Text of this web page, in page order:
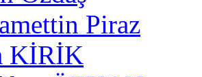
Piraz
KİRİK